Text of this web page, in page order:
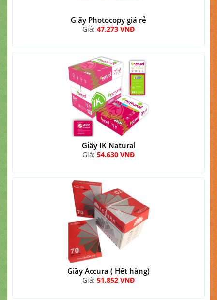
Giấy Photocopy giá rẻ
Giá: 47.273 VNĐ
Giấy IK Natural
Giá: 54.630 VNĐ
Giầy Accura ( Hết hàng)
Giá: 51.852 VNĐ